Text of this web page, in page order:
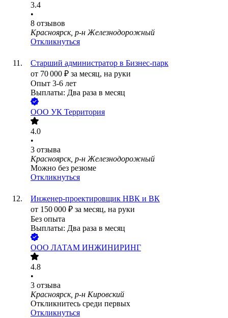
3.4
•
8 отзывов
Красноярск, р-н Железнодорожный
Откликнуться
Старший администратор в Бизнес-парк
от 70 000 ₽ за месяц, на руки
Опыт 3-6 лет
Выплаты: Два раза в месяц
ООО УК Территория
4.0
•
3 отзыва
Красноярск, р-н Железнодорожный
Можно без резюме
Откликнуться
Инженер-проектировщик НВК и ВК
от 150 000 ₽ за месяц, на руки
Без опыта
Выплаты: Два раза в месяц
ООО ЛАТАМ ИНЖИНИРИНГ
4.8
•
3 отзыва
Красноярск, р-н Кировский
Откликнитесь среди первых
Откликнуться